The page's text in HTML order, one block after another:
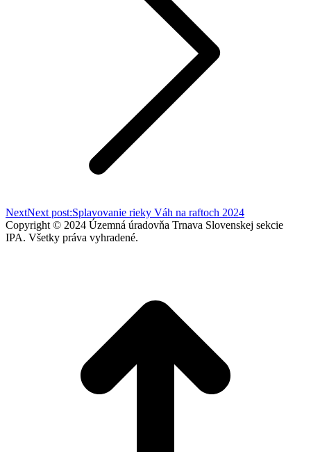
NextNext post:Splavovanie rieky Váh na raftoch 2024
Copyright © 2024 Územná úradovňa Trnava Slovenskej sekcie
IPA. Všetky práva vyhradené.